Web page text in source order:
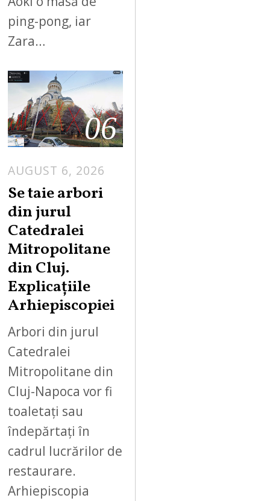
ping-pong, iar
Zara…
06
AUGUST 6, 2026
Se taie arbori
din jurul
Catedralei
Mitropolitane
din Cluj.
Explicațiile
Arhiepiscopiei
Arbori din jurul
Catedralei
Mitropolitane din
Cluj-Napoca vor fi
toaletați sau
îndepărtați în
cadrul lucrărilor de
restaurare.
Arhiepiscopia